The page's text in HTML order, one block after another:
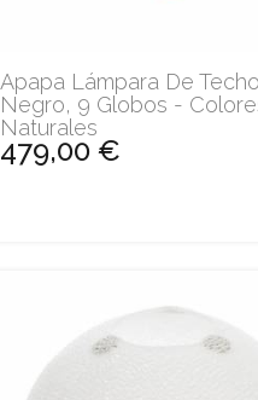
Apapa Lámpara De Techo
Negro, 9 Globos -
Naturales
479,00 €